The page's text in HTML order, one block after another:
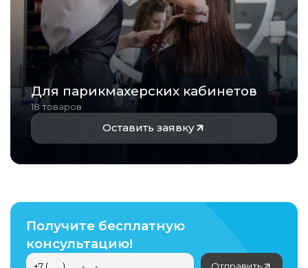
Для парикмахерских кабинетов
18 товаров
Оставить заявку
Получите бесплатную
консультацию!